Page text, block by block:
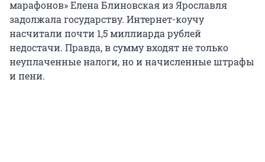
марафонов» Елена Блиновская из Ярославля
задолжала государству. Интернет-коучу
насчитали почти 1,5 миллиарда рублей
недостачи. Правда, в сумму входят не только
неуплаченные налоги, но и начисленные штрафы
и пени.